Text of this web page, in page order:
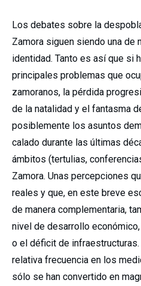
Los debates sobre la
Zamora siguen siendo una de
identidad. Tanto es así que si
principales problemas que
zamoranos, la pérdida
de la natalidad y el fantasma
posiblemente los asuntos
calado durante las últimas
ámbitos (tertulias,
Zamora. Unas percepciones
reales y que, en este breve
de manera complementaria,
nivel de desarrollo
o el déficit de
relativa frecuencia en los
sólo se han convertido en